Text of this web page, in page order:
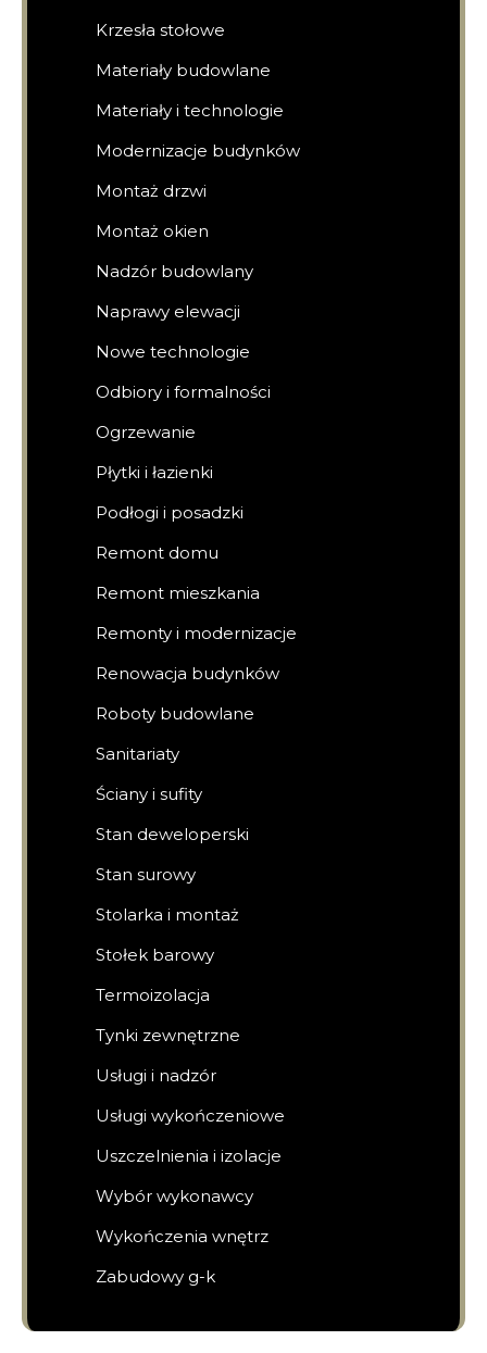
Krzesła stołowe
Materiały budowlane
Materiały i technologie
Modernizacje budynków
Montaż drzwi
Montaż okien
Nadzór budowlany
Naprawy elewacji
Nowe technologie
Odbiory i formalności
Ogrzewanie
Płytki i łazienki
Podłogi i posadzki
Remont domu
Remont mieszkania
Remonty i modernizacje
Renowacja budynków
Roboty budowlane
Sanitariaty
Ściany i sufity
Stan deweloperski
Stan surowy
Stolarka i montaż
Stołek barowy
Termoizolacja
Tynki zewnętrzne
Usługi i nadzór
Usługi wykończeniowe
Uszczelnienia i izolacje
Wybór wykonawcy
Wykończenia wnętrz
Zabudowy g-k